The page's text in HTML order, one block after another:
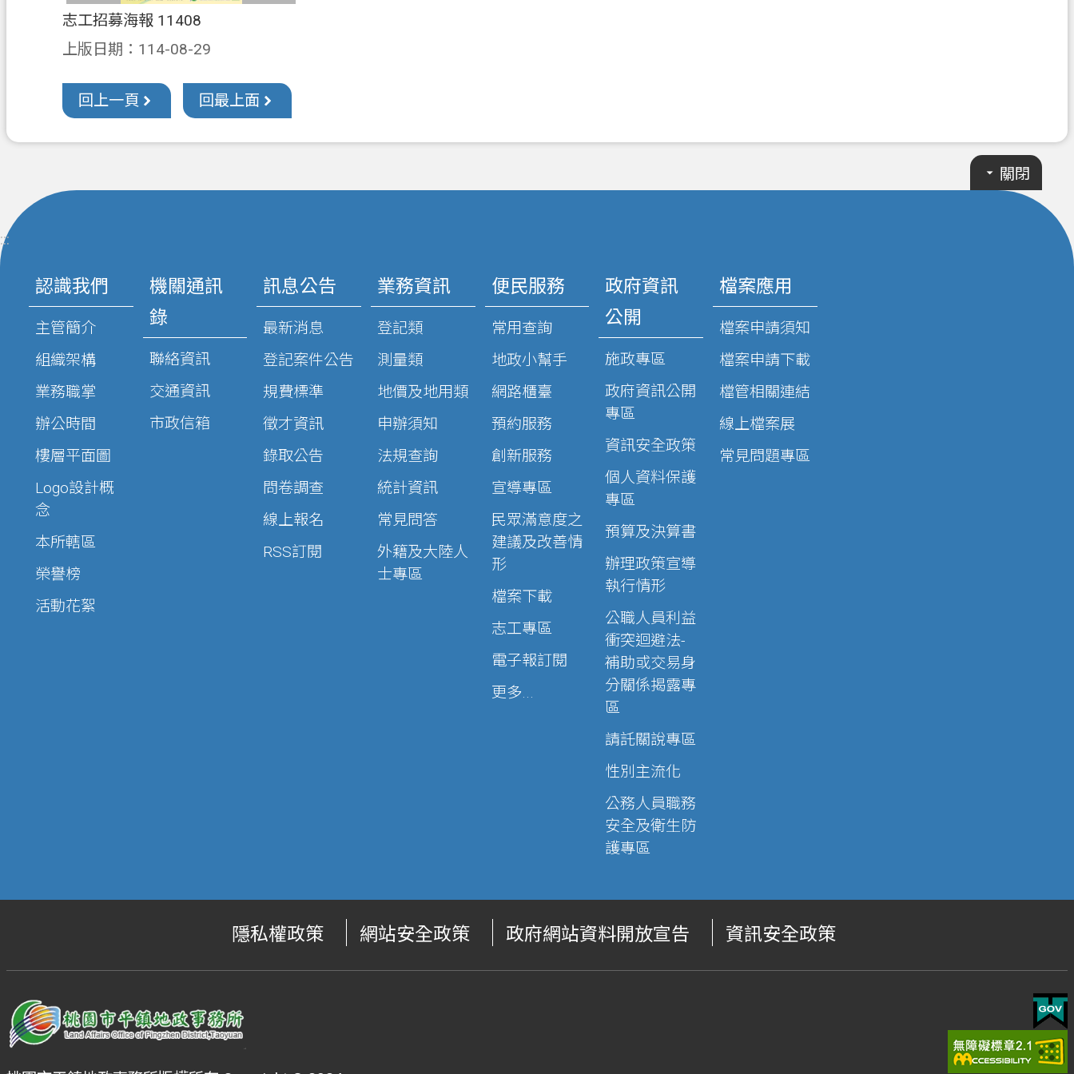
志工招募海報 11408
上版日期：114-08-29
回上一頁 回最上面
關閉
:::
認識我們
主管簡介
組織架構
業務職掌
辦公時間
樓層平面圖
Logo設計概
念
本所轄區
榮譽榜
活動花絮
機關通訊
錄
聯絡資訊
交通資訊
市政信箱
訊息公告
最新消息
登記案件公告
規費標準
徵才資訊
錄取公告
問卷調查
線上報名
RSS訂閱
業務資訊
登記類
測量類
地價及地用類
申辦須知
法規查詢
統計資訊
常見問答
外籍及大陸人
士專區
便民服務
常用查詢
地政小幫手
網路櫃臺
預約服務
創新服務
宣導專區
民眾滿意度之
建議及改善情
形
檔案下載
志工專區
電子報訂閱
更多...
政府資訊
公開
施政專區
政府資訊公開
專區
資訊安全政策
個人資料保護
專區
預算及決算書
辦理政策宣導
執行情形
公職人員利益
衝突迴避法-
補助或交易身
分關係揭露專
區
請託關說專區
性別主流化
公務人員職務
安全及衛生防
護專區
檔案應用
檔案申請須知
檔案申請下載
檔管相關連結
線上檔案展
常見問題專區
隱私權政策 網站安全政策 政府網站資料開放宣告 資訊安全政策